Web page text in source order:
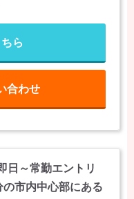
ら
合わせ
日～常勤エントリ
市内中心部にある